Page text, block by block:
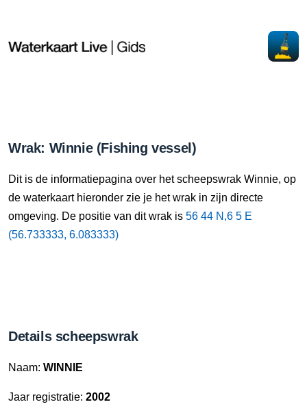
Wrak: Winnie (Fishing vessel)
Dit is de informatiepagina over het scheepswrak Winnie, op
de waterkaart hieronder zie je het wrak in zijn directe
omgeving. De positie van dit wrak is 56 44 N,6 5 E
(56.733333, 6.083333)
Details scheepswrak
Naam: WINNIE
Jaar registratie: 2002